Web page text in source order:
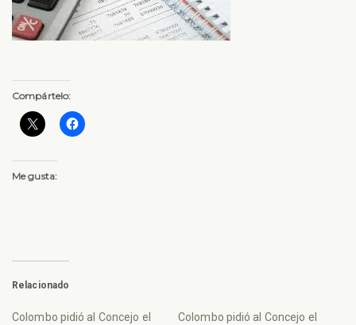
Compártelo:
Me gusta:
Relacionado
Colombo pidió al Concejo el
Colombo pidió al Concejo el